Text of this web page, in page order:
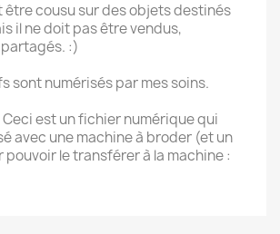
être cousu sur des objets destinés
il ne doit pas être vendus,
:)
sont numérisés par mes soins.
Ceci est un fichier numérique qui
avec une machine à broder (et un
pouvoir le transférer à la machine :